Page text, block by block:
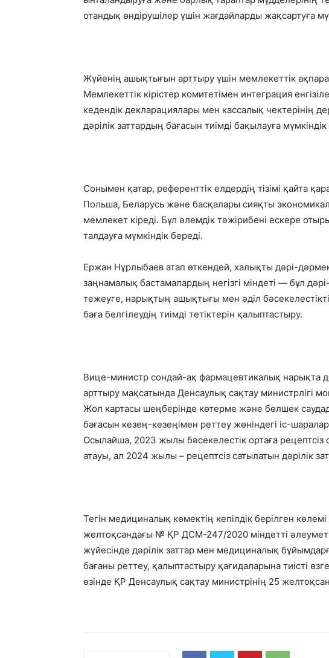
отандық өндірушілер үшін жағдайларды жақсартуға
Жүйенің ашықтығын арттыру үшін мемлекеттік
Мемлекеттік кірістер комитетімен интеграция
кедендік декларациялары мен кассалық чектерінің
дәрілік заттардың бағасын тиімді бақылауға мүмкіндік
Сонымен қатар, референттік елдердің тізімі қайта
Польша, Беларусь және басқалары сияқты
мемлекет кіреді. Бұл әлемдік тәжірибені ескере
талдауға мүмкіндік береді.
Ержан Нұрлыбаев атап өткендей, халықты дәрі-
заңнамалық бастамалардың негізгі міндеті — бұл
тежеуге, нарықтың ашықтығы мен әділ
баға белгілеудің тиімді тетіктерін қалыптастыру.
Вице-министр сондай-ақ фармацевтикалық нарықта
арттыру мақсатында Денсаулық сақтау министрлігі
Жол картасы шеңберінде көтерме және бөлшек
бағасын кезең-кезеңімен реттеу жөніндегі іс-
Осылайша, 2023 жылы бәсекелестік ортаға рецептсіз
атауы, ал 2024 жылы – рецептсіз сатылатын дәрілік
Тегін медициналық көмектің кепілдік берілген
желтоқсандағы № ҚР ДСМ-247/2020 міндетті
жүйесінде дәрілік заттар мен медициналық
бағаны реттеу, қалыптастыру қағидаларына тиісті
өзінде ҚР Денсаулық сақтау министрінің 25